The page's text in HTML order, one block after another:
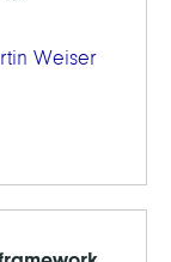
Weiser